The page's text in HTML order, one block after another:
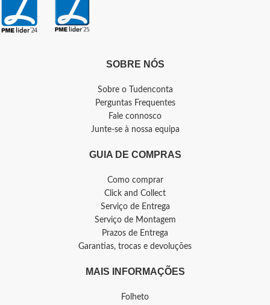
SOBRE NÓS
Sobre o Tudenconta
Perguntas Frequentes
Fale connosco
Junte-se à nossa equipa
GUIA DE COMPRAS
Como comprar
Click and Collect
Serviço de Entrega
Serviço de Montagem
Prazos de Entrega
Garantias, trocas e devoluções
MAIS INFORMAÇÕES
Folheto